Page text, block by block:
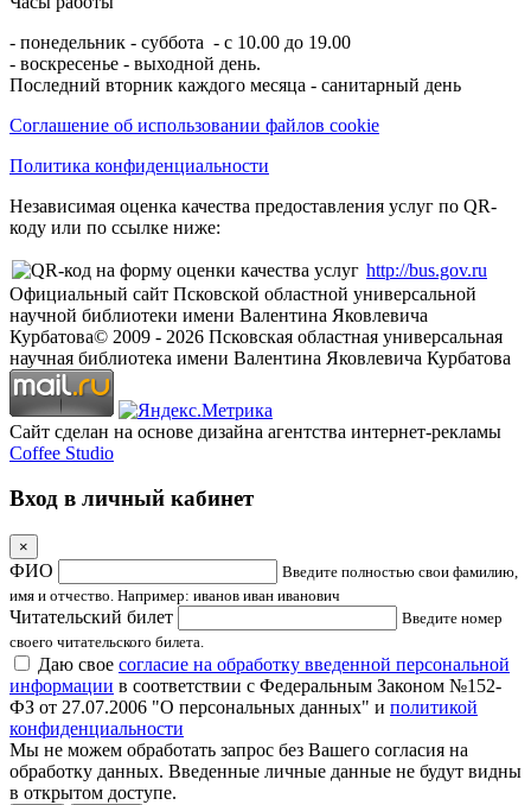
- понедельник - суббота - с 10.00 до 19.00
- воскресенье - выходной день.
Последний вторник каждого месяца - санитарный день
Соглашение об использовании файлов cookie
Политика конфиденциальности
Независимая оценка качества предоставления услуг по QR-
коду или по ссылке ниже:
http://bus.gov.ru
Официальный сайт Псковской областной универсальной
научной библиотеки имени Валентина Яковлевича
Курбатова© 2009 - 2026 Псковская областная универсальная
научная библиотека имени Валентина Яковлевича Курбатова
Сайт сделан на основе дизайна агентства интернет-рекламы
Coffee Studio
Вход в личный кабинет
×
ФИО
Введите полностью свои фамилию,
имя и отчество. Например: иванов иван иванович
Читательский билет
Введите номер
своего читательского билета.
Даю свое согласие на обработку введенной персональной
информации в соответствии с Федеральным Законом №152-
ФЗ от 27.07.2006 "О персональных данных" и политикой
конфиденциальности
Мы не можем обработать запрос без Вашего согласия на
обработку данных. Введенные личные данные не будут видны
в открытом доступе.